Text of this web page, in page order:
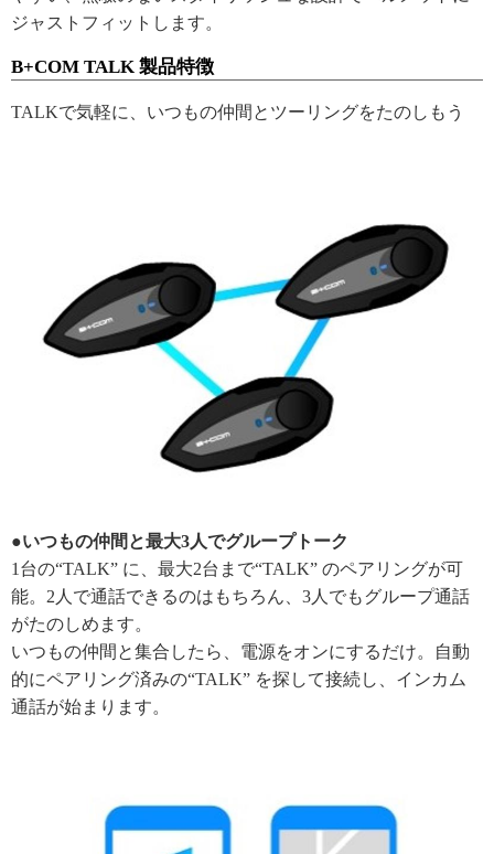
ジャストフィットします。
B+COM TALK 製品特徴
TALKで気軽に、いつもの仲間とツーリングをたのしもう
●いつもの仲間と最大3人でグループトーク
1台の“TALK” に、最大2台まで“TALK” のペアリングが可
能。2人で通話できるのはもちろん、3人でもグループ通話
がたのしめます。
いつもの仲間と集合したら、電源をオンにするだけ。自動
的にペアリング済みの“TALK” を探して接続し、インカム
通話が始まります。